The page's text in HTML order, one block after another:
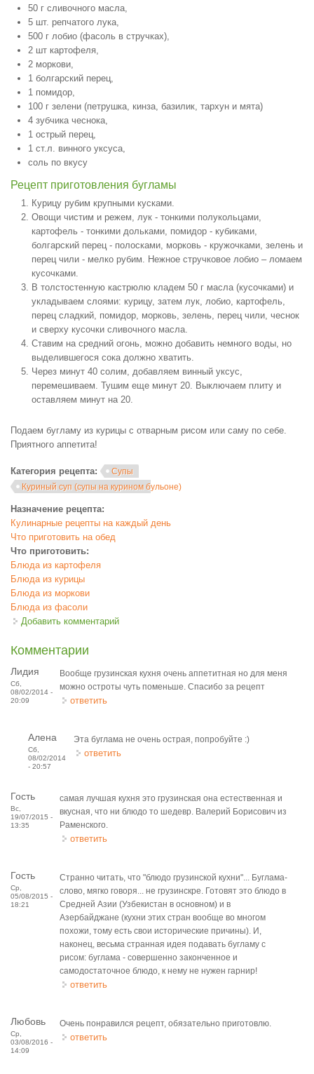
50 г сливочного масла,
5 шт. репчатого лука,
500 г лобио (фасоль в стручках),
2 шт картофеля,
2 моркови,
1 болгарский перец,
1 помидор,
100 г зелени (петрушка, кинза, базилик, тархун и мята)
4 зубчика чеснока,
1 острый перец,
1 ст.л. винного уксуса,
соль по вкусу
Рецепт приготовления бугламы
Курицу рубим крупными кусками.
Овощи чистим и режем, лук - тонкими полукольцами,
картофель - тонкими дольками, помидор - кубиками,
болгарский перец - полосками, морковь - кружочками, зелень и
перец чили - мелко рубим. Нежное стручковое лобио – ломаем
кусочками.
В толстостенную кастрюлю кладем 50 г масла (кусочками) и
укладываем слоями: курицу, затем лук, лобио, картофель,
перец сладкий, помидор, морковь, зелень, перец чили, чеснок
и сверху кусочки сливочного масла.
Ставим на средний огонь, можно добавить немного воды, но
выделившегося сока должно хватить.
Через минут 40 солим, добавляем винный уксус,
перемешиваем. Тушим еще минут 20. Выключаем плиту и
оставляем минут на 20.
Подаем бугламу из курицы с отварным рисом или саму по себе.
Приятного аппетита!
Категория рецепта:
Супы
Куриный суп (супы на курином бульоне)
Назначение рецепта:
Кулинарные рецепты на каждый день
Что приготовить на обед
Что приготовить:
Блюда из картофеля
Блюда из курицы
Блюда из моркови
Блюда из фасоли
Добавить комментарий
Комментарии
Лидия
Сб,
08/02/2014 -
20:09
Вообще грузинская кухня очень аппетитная но для меня
можно остроты чуть поменьше. Спасибо за рецепт
ответить
Алена
Сб,
08/02/2014
- 20:57
Эта буглама не очень острая, попробуйте :)
ответить
Гость
Вс,
19/07/2015 -
13:35
самая лучшая кухня это грузинская она естественная и
вкусная, что ни блюдо то шедевр. Валерий Борисович из
Раменского.
ответить
Гость
Ср,
05/08/2015 -
18:21
Странно читать, что "блюдо грузинской кухни"... Буглама-
слово, мягко говоря... не грузинскре. Готовят это блюдо в
Средней Азии (Узбекистан в основном) и в
Азербайджане (кухни этих стран вообще во многом
похожи, тому есть свои исторические причины). И,
наконец, весьма странная идея подавать бугламу с
рисом: буглама - совершенно законченное и
самодостаточное блюдо, к нему не нужен гарнир!
ответить
Любовь
Ср,
03/08/2016 -
14:09
Очень понравился рецепт, обязательно приготовлю.
ответить